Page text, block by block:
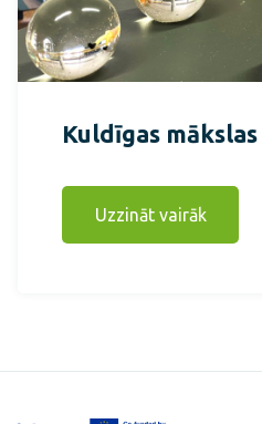
Kuldīgas mākslas
Uzzināt vairāk